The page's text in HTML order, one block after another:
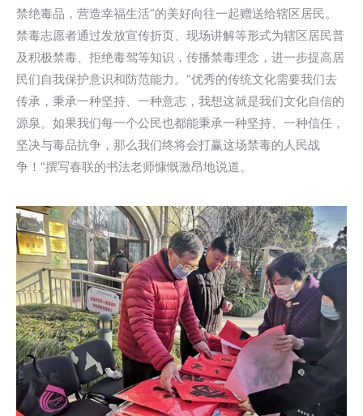
禁绝毒品，营造幸福生活”的美好向往一起赠送给辖区居民。
禁毒志愿者通过发放宣传折页、现场讲解等形式为辖区居民普
及积极禁毒、拒绝毒驾等知识，传播禁毒理念，进一步提高居
民们自我保护意识和防范能力。“优秀的传统文化需要我们去
传承，秉承一种坚持、一种意志，我想这就是我们文化自信的
源泉。如果我们每一个公民也都能秉承一种坚持、一种信任，
坚决与毒品抗争，那么我们终将会打赢这场禁毒的人民战
争！”撰写春联的书法老师慷慨激昂地说道。